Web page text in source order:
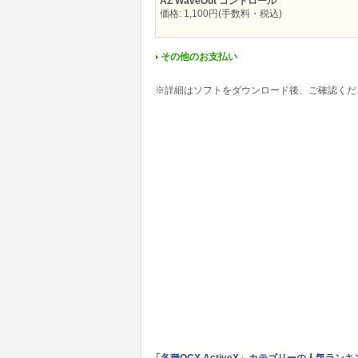
価格: 1,100円(手数料・税込)
その他のお支払い
※詳細はソフトをダウンロード後、ご確認く